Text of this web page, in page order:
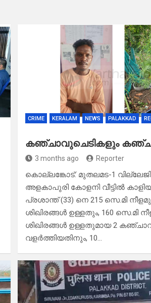
CRIME KERALAM NEWS PALAKKAD
കഞ്ചാവുചെടികളും
3 months ago Reporter
കൊല്ലങ്കോട്: മുതലമട-1
അളകാപുരി കോളനി വീട്ടിൽ
പ്രശാന്ത് (33) നെ 215 സെ.മി
ശിഖിരങ്ങൾ ഉള്ളതും, 160 സെ.മി
ശിഖിരങ്ങൾ ഉള്ളതുമായ 2
വളർത്തിയതിനും, 10…